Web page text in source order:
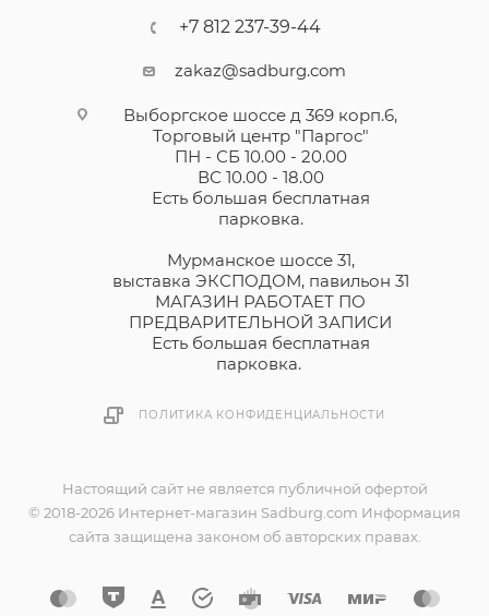
+7 812 237-39-44
zakaz@sadburg.com
Выборгское шоссе д 369 корп.6,
Торговый центр "Паргос"
ПН - СБ 10.00 - 20.00
ВС 10.00 - 18.00
Есть большая бесплатная
парковка.
Мурманское шоссе 31,
выставка ЭКСПОДОМ, павильон 31
МАГАЗИН РАБОТАЕТ ПО
ПРЕДВАРИТЕЛЬНОЙ ЗАПИСИ
Есть большая бесплатная
парковка.
ПОЛИТИКА КОНФИДЕНЦИАЛЬНОСТИ
Настоящий сайт не является публичной офертой
© 2018-2026 Интернет-магазин Sadburg.com Информация
сайта защищена законом об авторских правах.